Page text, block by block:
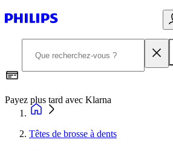
Payez plus tard avec Klarna
Têtes de brosse à dents